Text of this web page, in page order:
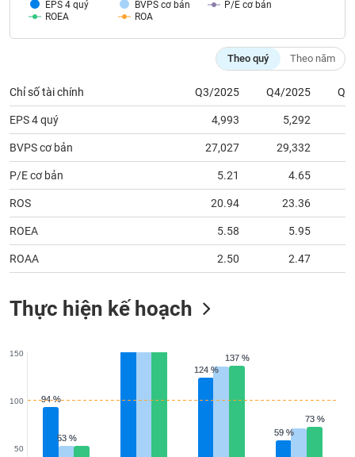
EPS 4 quý BVPS cơ bản
P/E cơ bản
ROEA
ROA
Theo quý Theo năm
Chỉ số tài chính Q3/2025 Q4/2025
EPS 4 quý 4,993 5,292
BVPS cơ bản 27,027 29,332
P/E cơ bản 5.21 4.65
ROS 20.94 23.36
ROEA 5.58 5.95
ROAA 2.50 2.47
Thực hiện kế hoạch
94 %
94 %
124 %
124 %
59 %
59 %
53 %
53 %
137 %
137 %
73 %
73 %
50
100
150